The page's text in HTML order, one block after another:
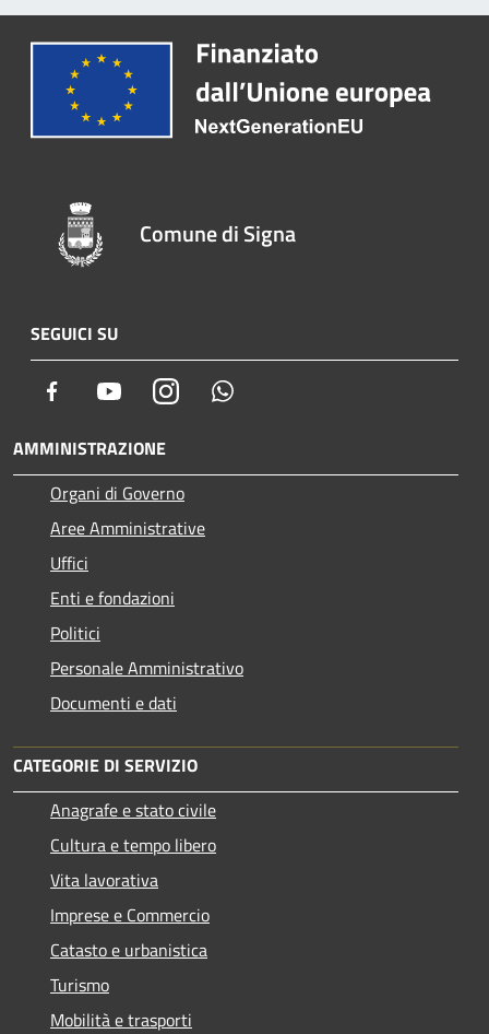
Comune di Signa
SEGUICI SU
Facebook YoutubeInstagram
AMMINISTRAZIONE
Organi di Governo
Aree Amministrative
Uffici
Enti e fondazioni
Politici
Personale Amministrativo
Documenti e dati
CATEGORIE DI SERVIZIO
Anagrafe e stato civile
Cultura e tempo libero
Vita lavorativa
Imprese e Commercio
Catasto e urbanistica
Turismo
Mobilità e trasporti